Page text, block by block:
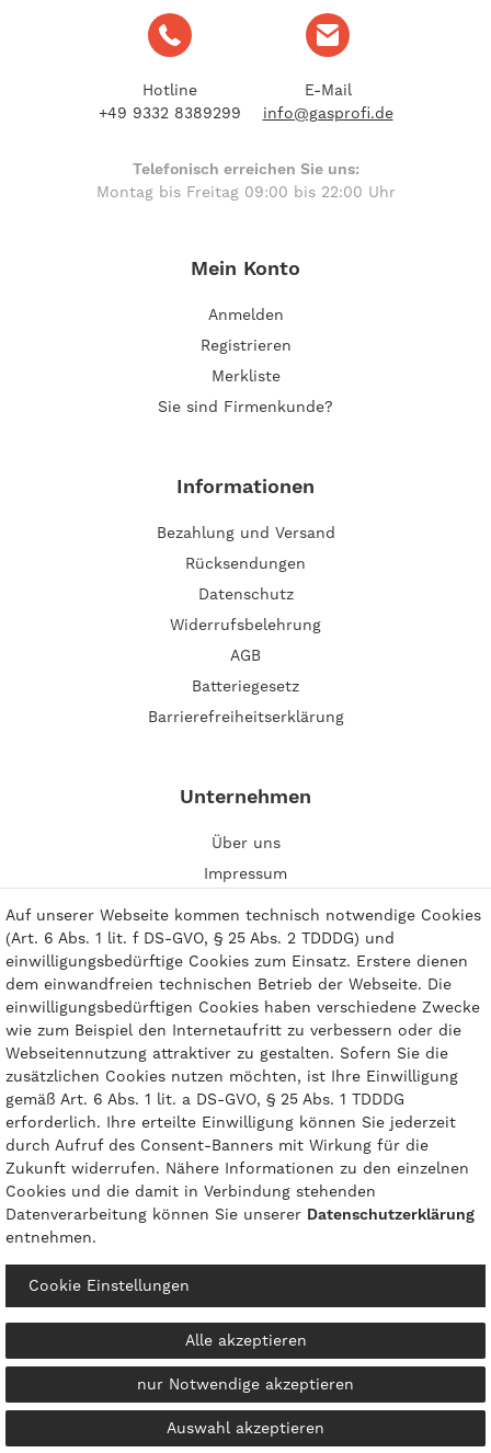
Hotline
+49 9332 8389299
E-Mail
info@gasprofi.de
Telefonisch erreichen Sie uns:
Montag bis Freitag 09:00 bis 22:00 Uhr
Mein Konto
Anmelden
Registrieren
Merkliste
Sie sind Firmenkunde?
Informationen
Bezahlung und Versand
Rücksendungen
Datenschutz
Widerrufsbelehrung
AGB
Batteriegesetz
Barrierefreiheitserklärung
Unternehmen
Über uns
Impressum
Kontakt
Zahlungsarten
© 2026 gasprofi / Alle Preise sind inkl. geseztl. Mehrwertsteuer und zzgl.
Vertrag widerrufen
Auf unserer Webseite kommen technisch notwendige Cookies
(Art. 6 Abs. 1 lit. f DS-GVO, § 25 Abs. 2 TDDDG) und
einwilligungsbedürftige Cookies zum Einsatz. Erstere dienen
dem einwandfreien technischen Betrieb der Webseite. Die
einwilligungsbedürftigen Cookies haben verschiedene Zwecke
wie zum Beispiel den Internetaufritt zu verbessern oder die
Webseitennutzung attraktiver zu gestalten. Sofern Sie die
zusätzlichen Cookies nutzen möchten, ist Ihre Einwilligung
gemäß Art. 6 Abs. 1 lit. a DS-GVO, § 25 Abs. 1 TDDDG
erforderlich. Ihre erteilte Einwilligung können Sie jederzeit
durch Aufruf des Consent-Banners mit Wirkung für die
Zukunft widerrufen. Nähere Informationen zu den einzelnen
Cookies und die damit in Verbindung stehenden
Datenverarbeitung können Sie unserer Daten­schutz­erklärung
entnehmen.
Cookie Einstellungen
Alle akzeptieren
nur Notwendige akzeptieren
Auswahl akzeptieren